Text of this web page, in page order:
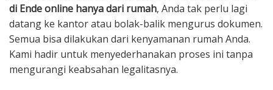
di Ende online hanya dari rumah, Anda tak perlu lagi
datang ke kantor atau bolak-balik mengurus dokumen.
Semua bisa dilakukan dari kenyamanan rumah Anda.
Kami hadir untuk menyederhanakan proses ini tanpa
mengurangi keabsahan legalitasnya.